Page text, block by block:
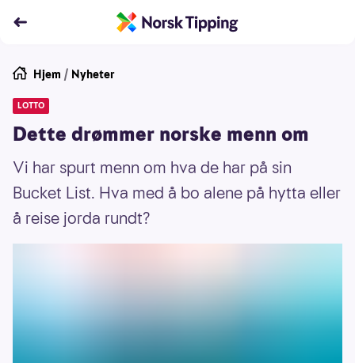
Hjem / Nyheter
LOTTO
Dette drømmer norske menn om
Vi har spurt menn om hva de har på sin
Bucket List. Hva med å bo alene på hytta eller
å reise jorda rundt?